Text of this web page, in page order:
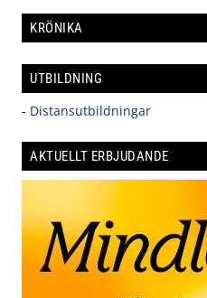
KRÖNIKA
UTBILDNING
- Distansutbildningar
AKTUELLT ERBJUDANDE